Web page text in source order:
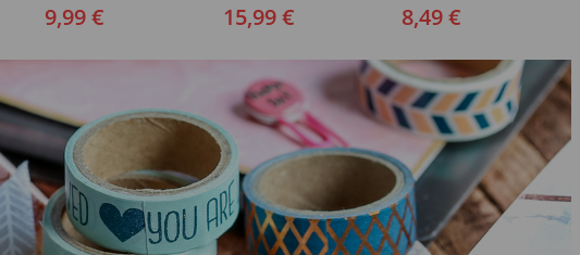
9,99 € 15,99 € 8,49 €